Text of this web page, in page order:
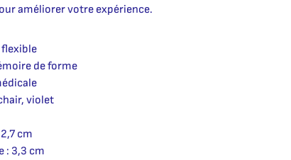
améliorer votre expérience.
de forme
violet
cm
: 3,3 cm